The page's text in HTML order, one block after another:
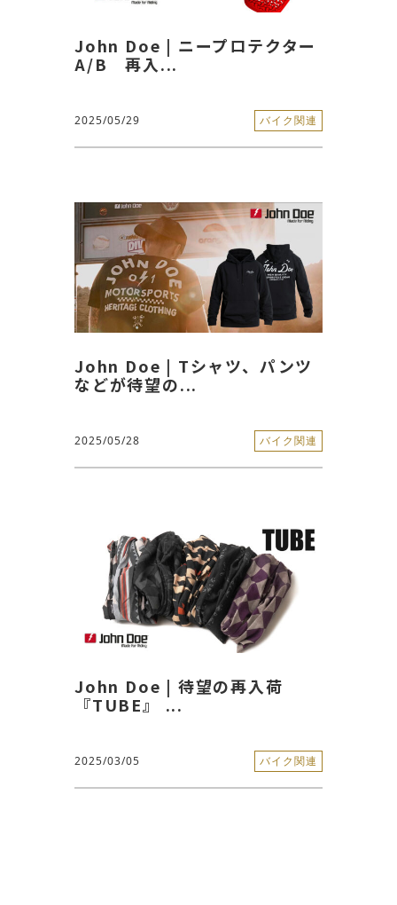
John Doe | ニープロテクター
A/B 再入...
2025/05/29 バイク関連
John Doe | Tシャツ、パンツ
などが待望の...
2025/05/28 バイク関連
John Doe | 待望の再入荷
『TUBE』 ...
2025/03/05 バイク関連